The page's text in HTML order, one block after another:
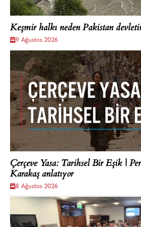
Keşmir halkı neden Pakistan
9 Ağustos 2026
Çerçeve Yasa: Tarihsel Bir Eşik |
Karakaş anlatıyor
8 Ağustos 2026